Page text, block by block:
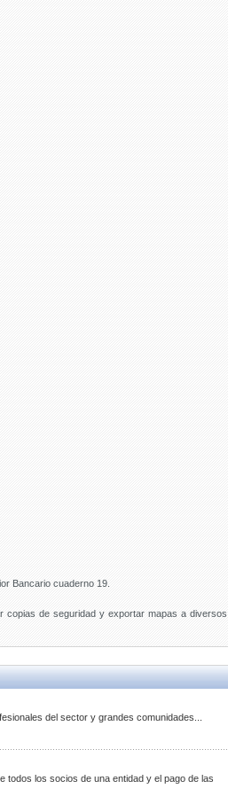
Bancario cuaderno 19.
copias de seguridad y exportar mapas a diversos
del sector y grandes comunidades...
todos los socios de una entidad y el pago de las